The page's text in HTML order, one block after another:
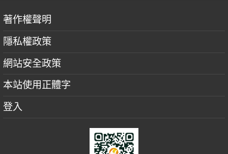
著作權聲明
隱私權政策
網站安全政策
本站使用正體字
登入